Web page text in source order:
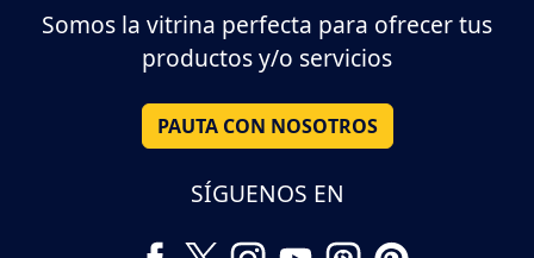
Somos la vitrina perfecta para ofrecer tus
productos y/o servicios
PAUTA CON NOSOTROS
SÍGUENOS EN